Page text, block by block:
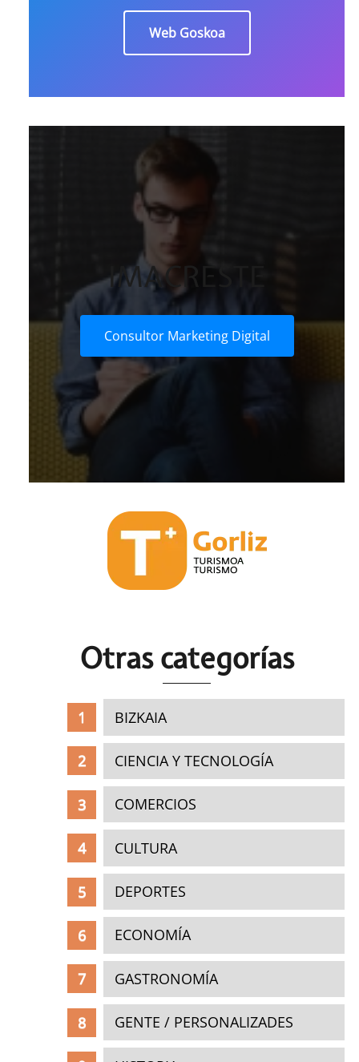
Web Goskoa
IMACRESTE
Consultor Marketing Digital
Otras categorías
BIZKAIA
CIENCIA Y TECNOLOGÍA
COMERCIOS
CULTURA
DEPORTES
ECONOMÍA
GASTRONOMÍA
GENTE / PERSONALIZADES